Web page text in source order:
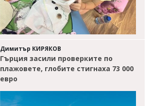
Димитър КИРЯКОВ
Гърция засили проверките по
плажовете, глобите стигнаха 73 000
евро